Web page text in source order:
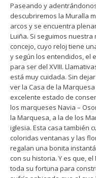
Paseando y
descubriremos la Muralla
arcos y se encuentra
Luiña. Si seguimos
concejo, cuyo reloj tiene
y según los entendidos, el
para ser del XVIII.
está muy cuidada. Sin
ver la Casa de la
excelente estado de
los marqueses Navia –
la Marquesa, a la de los
iglesia. Esta casa también
coloridas ventanas y las
regalan una bonita
con su historia. Y es que,
toda su fortuna para